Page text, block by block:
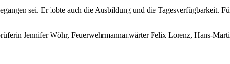
sei. Er lobte auch die Ausbildung und die Tagesverfügbarkeit.
Jennifer Wöhr, Feuerwehrmannanwärter Felix Lorenz, Hans-